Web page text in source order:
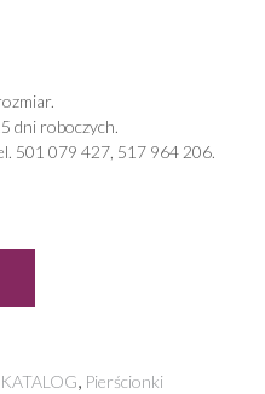
dni roboczych.
501 079 427, 517 964 206.
, Pierścionki